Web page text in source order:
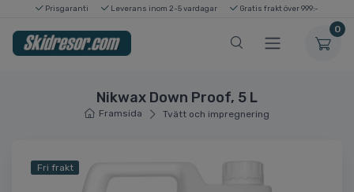
Prisgaranti Leverans inom 2-5 vardagar Gratis frakt över 999:-
0
Nikwax Down Proof, 5 L
Framsida Tvätt och impregnering
Fri frakt